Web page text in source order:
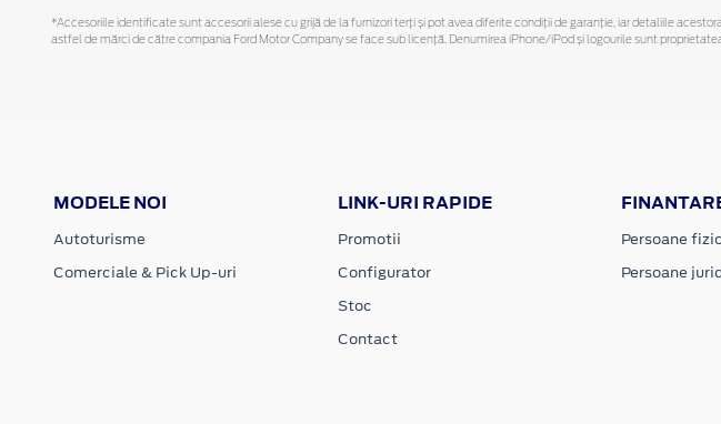
*Accesoriile identificate sunt accesorii alese cu grijă de la furnizori terți și pot avea diferite condiții de garanție, iar detaliile
astfel de mărci de către compania Ford Motor Company se face sub licență. Denumirea iPhone/iPod și logourile sunt
MODELE NOI
Autoturisme
Comerciale & Pick Up-uri
LINK-URI RAPIDE
Promotii
Configurator
Stoc
Contact
Persoane
Persoane